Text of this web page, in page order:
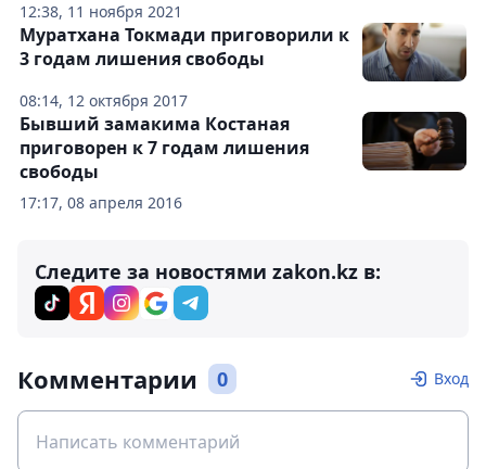
12:38, 11 ноября 2021
08:14, 12 октября 2017
Муратхана Токмади приговорили к
3 годам лишения свободы
17:17, 08 апреля 2016
Бывший замакима Костаная
приговорен к 7 годам лишения
свободы
Следите за новостями zakon.kz в:
Комментарии 0 Вход